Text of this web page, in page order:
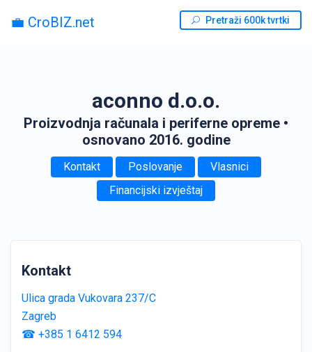
💼 CroBIZ.net Pretraži 600k tvrtki
aconno d.o.o.
Proizvodnja računala i periferne opreme •
osnovano 2016. godine
Kontakt Poslovanje
Vlasnici
Financijski izvještaj
Kontakt
Ulica grada Vukovara 237/C
Zagreb
☎ +385 1 6412 594